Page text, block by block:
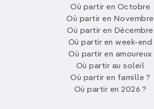
Où partir en Octobre
Où partir en Novembre
Où partir en Décembre
Où partir en week-end
Où partir en amoureux
Où partir au soleil
Où partir en famille ?
Où partir en 2026 ?